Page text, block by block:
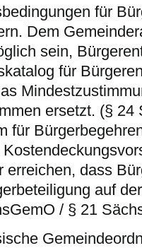
für
Dem
sein,
für
ersetzt. (§ 24
für
dass
auf
/ § 21